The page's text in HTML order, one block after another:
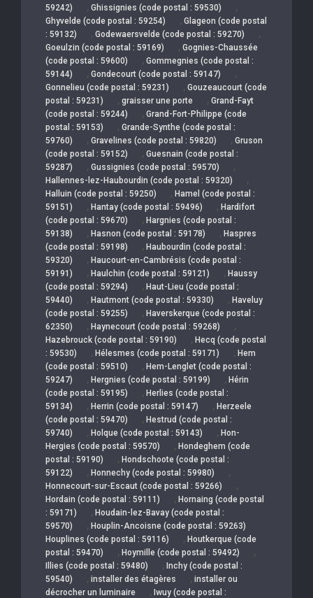
59242)
, Ghissignies (code postal : 59530) ,
Ghyvelde (code postal : 59254) , Glageon (code postal
: 59132)
, Godewaersvelde (code postal : 59270) ,
Goeulzin (code postal : 59169) , Gognies-Chaussée
(code postal : 59600)
, Gommegnies (code postal :
59144)
, Gondecourt (code postal : 59147) ,
Gonnelieu (code postal : 59231) , Gouzeaucourt (code
postal : 59231)
, graisser une porte , Grand-Fayt
(code postal : 59244)
, Grand-Fort-Philippe (code
postal : 59153)
, Grande-Synthe (code postal :
59760)
, Gravelines (code postal : 59820) , Gruson
(code postal : 59152)
, Guesnain (code postal :
59287)
, Gussignies (code postal : 59570) ,
Hallennes-lez-Haubourdin (code postal : 59320) ,
Halluin (code postal : 59250) , Hamel (code postal :
59151)
, Hantay (code postal : 59496) , Hardifort
(code postal : 59670)
, Hargnies (code postal :
59138)
, Hasnon (code postal : 59178) , Haspres
(code postal : 59198)
, Haubourdin (code postal :
59320)
, Haucourt-en-Cambrésis (code postal :
59191)
, Haulchin (code postal : 59121) , Haussy
(code postal : 59294)
, Haut-Lieu (code postal :
59440)
, Hautmont (code postal : 59330) , Haveluy
(code postal : 59255)
, Haverskerque (code postal :
62350)
, Haynecourt (code postal : 59268) ,
Hazebrouck (code postal : 59190) , Hecq (code postal
: 59530)
, Hélesmes (code postal : 59171) , Hem
(code postal : 59510)
, Hem-Lenglet (code postal :
59247)
, Hergnies (code postal : 59199) , Hérin
(code postal : 59195)
, Herlies (code postal :
59134)
, Herrin (code postal : 59147) , Herzeele
(code postal : 59470)
, Hestrud (code postal :
59740)
, Holque (code postal : 59143) , Hon-
Hergies (code postal : 59570)
, Hondeghem (code
postal : 59190)
, Hondschoote (code postal :
59122)
, Honnechy (code postal : 59980) ,
Honnecourt-sur-Escaut (code postal : 59266) ,
Hordain (code postal : 59111) , Hornaing (code postal
: 59171)
, Houdain-lez-Bavay (code postal :
59570)
, Houplin-Ancoisne (code postal : 59263)
Houplines (code postal : 59116)
, Houtkerque (code
postal : 59470)
, Hoymille (code postal : 59492) ,
Illies (code postal : 59480) , Inchy (code postal :
59540)
, installer des étagères , installer ou
décrocher un luminaire
, Iwuy (code postal :